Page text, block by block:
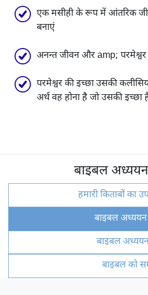
एक मसीही के रूप में आंतरिक
बनाएं
अनन्त जीवन और amp; परमेश्वर
परमेश्वर की इच्छा उसकी
अर्थ वह होना है जो उसकी इच्छा
बाइबल
हमारी किताबों का
बाइबल अध्ययन
बाइबल
बाइबल को